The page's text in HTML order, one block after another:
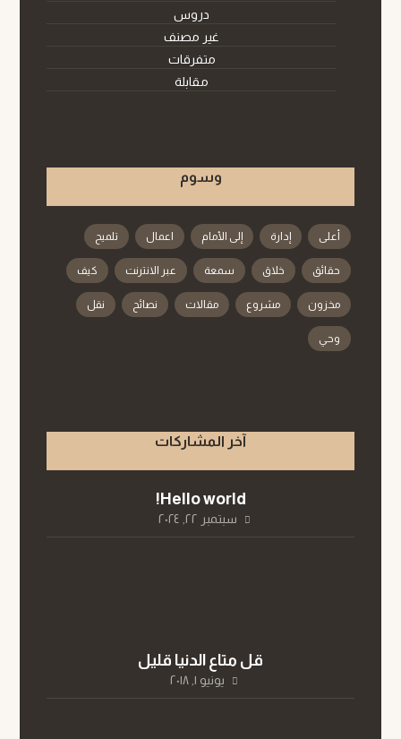
دروس
غير مصنف
متفرقات
مقابلة
وسوم
أعلى إدارة إلى الأمام اعمال تلميح
حقائق خلاق سمعة عبر الانترنت كيف
مخزون مشروع مقالات نصائح نقل
وحي
آخر المشاركات
Hello world!
سبتمبر ٢٢, ٢٠٢٤
قل متاع الدنيا قليل
يونيو ١, ٢٠١٨